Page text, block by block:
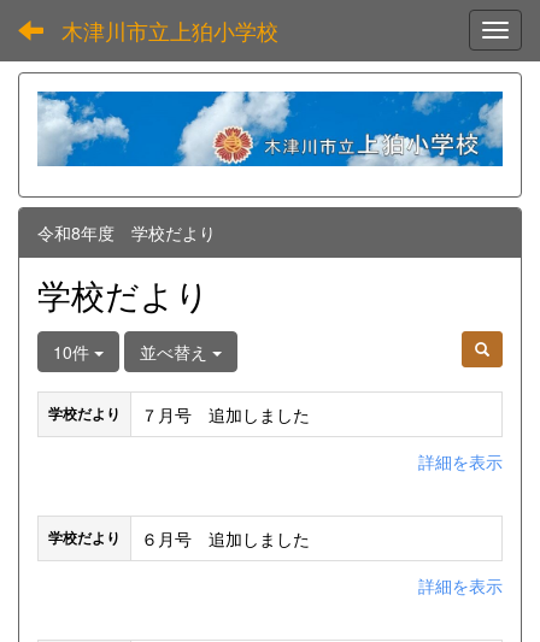
木津川市立上狛小学校
令和8年度 学校だより
学校だより
10件 並べ替え
学校だより
７月号 追加しました
詳細を表示
学校だより
６月号 追加しました
詳細を表示